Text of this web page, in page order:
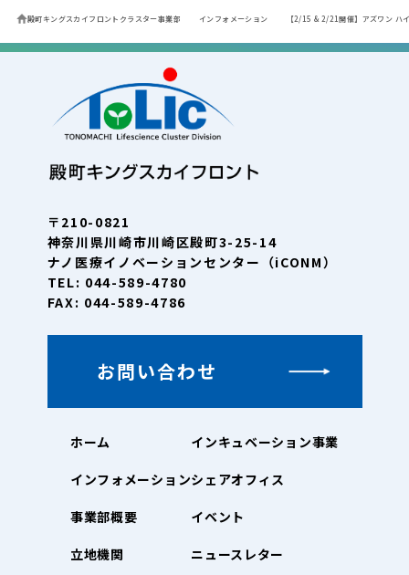
殿町キングスカイフロントクラスター事業部 インフォメーション 【2/15 & 2/21開催】アズワン ハ
〒210-0821
神奈川県川崎市川崎区殿町3-25-14
ナノ医療イノベーションセンター（iCONM）
TEL: 044-589-4780
FAX: 044-589-4786
お問い合わせ
ホーム
インフォメーション
事業部概要
立地機関
インキュベーション事業
シェアオフィス
イベント
ニュースレター